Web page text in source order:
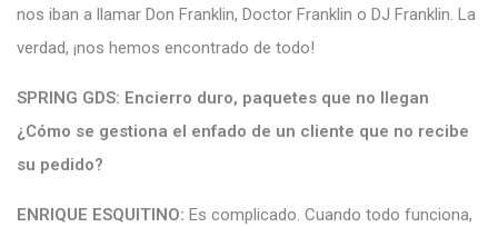
nos iban a llamar Don Franklin, Doctor Franklin o DJ Franklin. La
verdad, ¡nos hemos encontrado de todo!
SPRING GDS: Encierro duro, paquetes que no llegan
¿Cómo se gestiona el enfado de un cliente que no recibe
su pedido?
ENRIQUE ESQUITINO: Es complicado. Cuando todo funciona,